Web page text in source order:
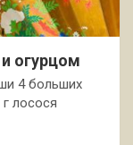
огурцом
4 больших
лосося